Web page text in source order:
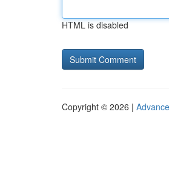
HTML is disabled
Copyright © 2026 |